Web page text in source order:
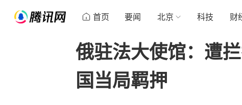
首页 要闻 北京 科技 财
俄驻法大使馆：遭
国当局羁押